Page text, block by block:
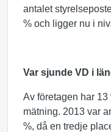
antalet
% och ligger nu i
Var sjunde VD i
Av företagen har
mätning. 2013 var
%, då en tredje